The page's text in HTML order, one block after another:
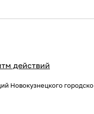
действий
Новокузнецкого